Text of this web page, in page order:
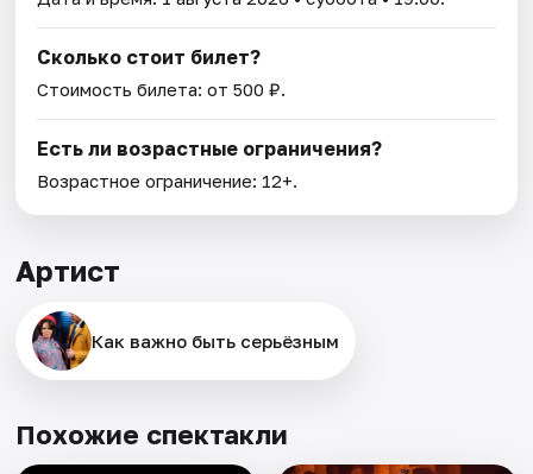
Сколько стоит билет?
Стоимость билета: от 500 ₽.
Есть ли возрастные ограничения?
Возрастное ограничение: 12+.
Артист
Как важно быть серьёзным
Похожие спектакли